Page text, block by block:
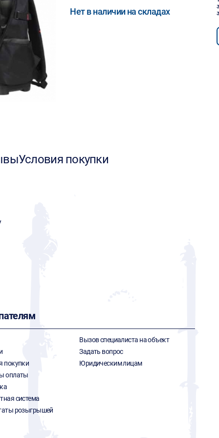
Нет в наличии на складах
Условия покупки
покупки
оплаты
система
розыгрышей
Вызов специалиста на объект
Задать вопрос
Юридическим лицам